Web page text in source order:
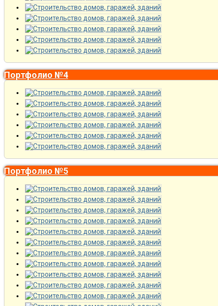
Портфолио №4
Портфолио №5